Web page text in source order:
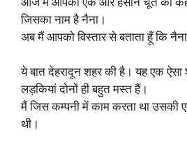
जिसका नाम है नैना।
अब मैं आपको विस्तार से बताता हूँ कि
ये बात देहरादून शहर की है। यह एक
लड़कियां दोनों ही बहुत मस्त हैं।
मैं जिस कम्पनी में काम करता था उसकी
थी।